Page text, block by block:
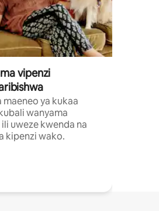
vipenzi
maeneo ya kukaa
wanyama
uweze kwenda na
kipenzi wako.